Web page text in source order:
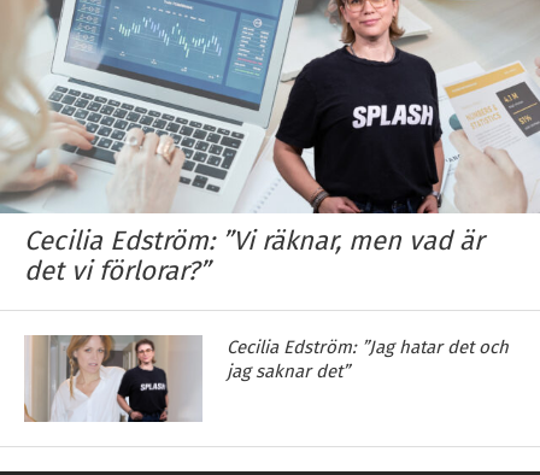
Cecilia Edström: ”Vi räknar, men vad är
det vi förlorar?”
Cecilia Edström: ”Jag hatar det och
jag saknar det”